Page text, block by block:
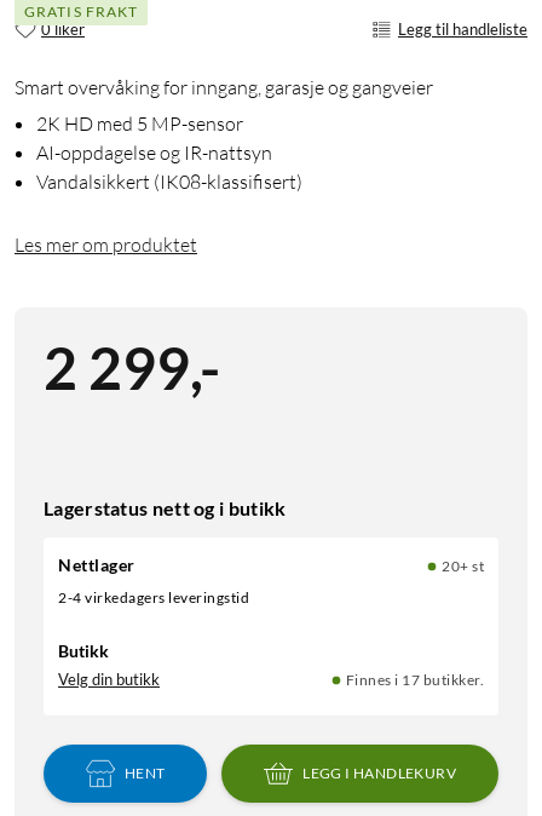
GRATIS FRAKT
0 liker Legg til handleliste
Smart overvåking for inngang, garasje og gangveier
2K HD med 5 MP-sensor
AI-oppdagelse og IR-nattsyn
Vandalsikkert (IK08-klassifisert)
Les mer om produktet
2 299,-
Lagerstatus nett og i butikk
Nettlager
20+ st
2-4 virkedagers leveringstid
Butikk
Velg din butikk Finnes i 17 butikker.
HENT LEGG I HANDLEKURV